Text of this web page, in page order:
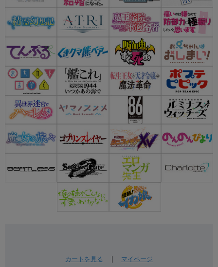
カートを見る
マイページ